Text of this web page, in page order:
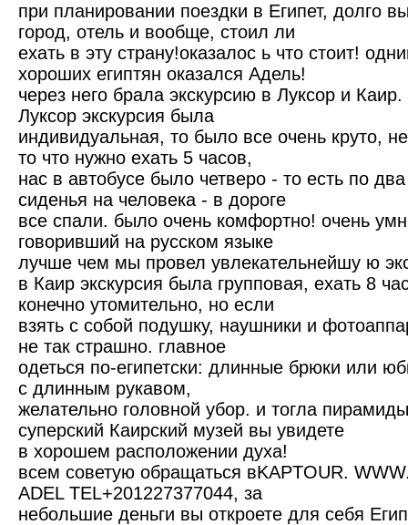
при планировании поездки в Египет, долго
город, отель и вообще, стоил ли
ехать в эту страну!оказалос ь что стоит!
хороших египтян оказался Адель!
через него брала экскурсию в Луксор и Каир.
Луксор экскурсия была
индивидуальная, то было все очень круто,
то что нужно ехать 5 часов,
нас в автобусе было четверо - то есть по
сиденья на человека - в дороге
все спали. было очень комфортно! очень
говоривший на русском языке
лучше чем мы провел увлекательнейшу ю
в Каир экскурсия была групповая, ехать 8
конечно утомительно, но если
взять с собой подушку, наушники и
не так страшно. главное
одеться по-египетски: длинные брюки или
с длинным рукавом,
желательно головной убор. и тогла
суперский Каирский музей вы увидете
в хорошем расположении духа!
всем советую обращаться вKAPTOUR.
ADEL TEL+201227377044, за
небольшие деньги вы откроете для себя